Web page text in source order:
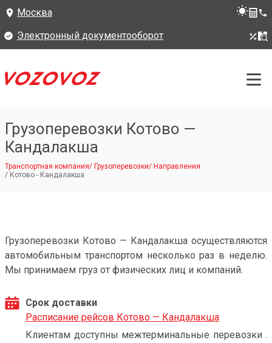
Москва
Электронный документооборот
Грузоперевозки Котово —
Кандалакша
Транспортная компания/ Грузоперевозки/ Направления
/ Котово - Кандалакша
Грузоперевозки Котово — Кандалакша осуществляются
автомобильным транспортом несколько раз в неделю.
Мы принимаем груз от физических лиц и компаний.
Срок доставки
Расписание рейсов Котово — Кандалакша
Клиентам доступны межтерминальные перевозки .